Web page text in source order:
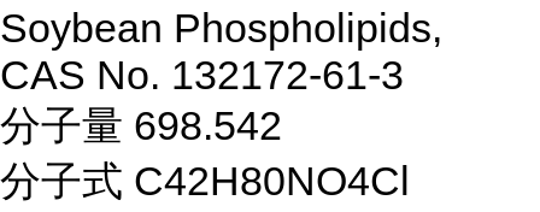
Soybean Phospholipids,
CAS No. 132172-61-3
分子量 698.542
分子式 C42H80NO4Cl